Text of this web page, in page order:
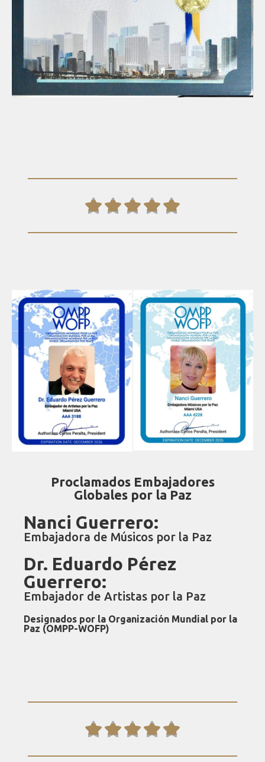

Proclamados Embajadores
Globales por la Paz
Nanci Guerrero:
Embajadora de Músicos por la Paz
Dr. Eduardo Pérez
Guerrero:
Embajador de Artistas por la Paz
Designados por la Organización Mundial por la
Paz (OMPP-WOFP)
